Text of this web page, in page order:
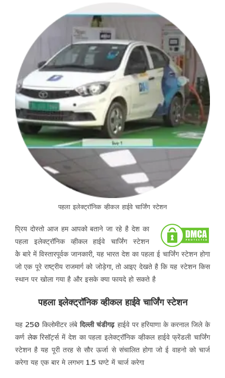
पहला इलेक्ट्रॉनिक व्हीकल हाईवे चार्जिंग स्टेशन
प्रिय दोस्तो आज हम आपको बताने जा रहे है देश का
पहला इलेक्ट्रॉनिक व्हीकल हाईवे चार्जिंग स्टेशन
केे बारे में विस्तारपूर्वक जानकारी, यह भारत देश का पहला ई चार्जिंग स्टेशन होगा
जो एक पूरे राष्ट्रीय राजमार्ग को जोड़ेगा, तो आइए देखते है कि यह स्टेशन किस
स्थान पर खोला गया है और इसके क्या फायदे हो सकते है
पहला इलेक्ट्रॉनिक व्हीकल हाईवे चार्जिंग स्टेशन
यह 250 किलोमीटर लंबेदिल्ली चंडीगढ़हाईवे पर हरियाणा के करनाल जिले के
कर्ण लेकरिसॉर्ट्स में देश का पहला इलेक्ट्रॉनिक व्हीकल हाईवे फ्रेंडली चार्जिंग
स्टेशन है यह पूरी तरह से सौर ऊर्जा से संचालित होगा जो ई वाहनो को चार्ज
करेगा यह एक बार मे लगभग 1.5 घण्टे में चार्ज करेगा